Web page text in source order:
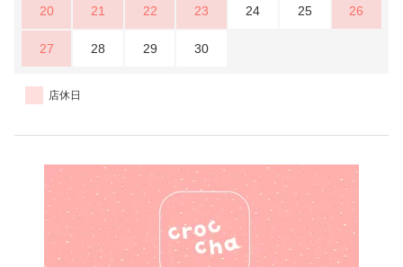
20 21 22 23 24 25 26
27 28 29 30
店休日